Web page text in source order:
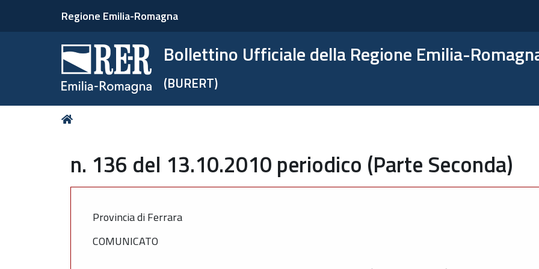
Regione Emilia-Romagna
Bollettino Ufficiale della Regione Emilia-
(BURERT)
Tu
n. 136 del 13.10.2010 periodico (Parte Seconda)
Provincia di Ferrara
COMUNICATO